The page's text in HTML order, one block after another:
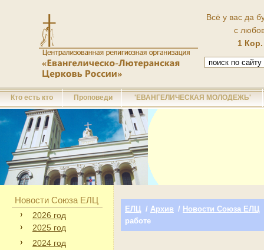
Всё у вас да
с
1
Кто есть кто Проповеди 'ЕВАНГЕЛИЧЕСКАЯ МОЛОДЕЖЬ'
Новости Союза ЕЛЦ
2026 год
2025 год
2024 год
ЕЛЦ / Архив / Новости Союза ЕЛЦ
работе